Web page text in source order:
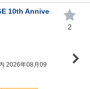
10th Annive
2026年08月09
2